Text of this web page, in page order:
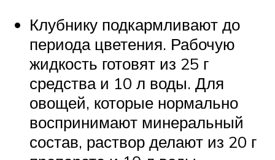
Клубнику подкармливают до
периода цветения. Рабочую
жидкость готовят из 25 г
средства и 10 л воды. Для
овощей, которые нормально
воспринимают минеральный
состав, раствор делают из 20 г